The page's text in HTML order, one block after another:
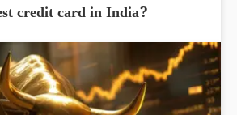
credit card in India?